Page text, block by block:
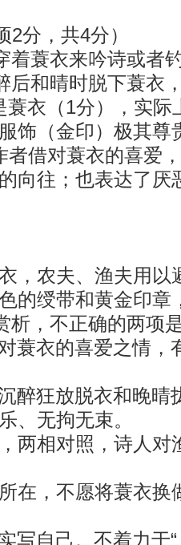
分，共4分）
着蓑衣来吟诗或者
后和晴时脱下蓑衣
蓑衣（1分），实
饰（金印）极其尊
者借对蓑衣的喜爱
向往；也表达了厌
，农夫、渔夫用
的绶带和黄金印章
赏析，不正确的
蓑衣的喜爱之情，
醉狂放脱衣和晚晴
、无拘无束。
两相对照，诗人对
在，不愿将蓑衣换
写自己。不着力于“